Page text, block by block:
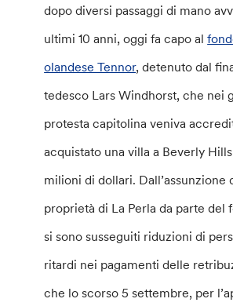
dopo diversi passaggi di mano
ultimi 10 anni, oggi fa capo al
olandese Tennor, detenuto dal
tedesco Lars Windhorst, che nei
protesta capitolina veniva
acquistato una villa a Beverly
milioni di dollari. Dall’assunzione
proprietà di La Perla da parte del
si sono susseguiti riduzioni di
ritardi nei pagamenti delle
che lo scorso 5 settembre, per